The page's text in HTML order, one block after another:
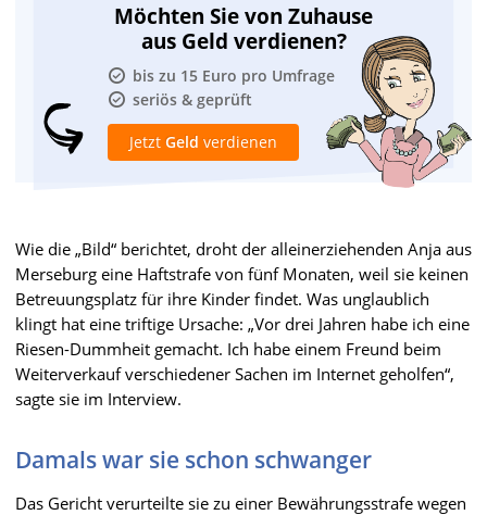
Möchten Sie von Zuhause
aus Geld verdienen?
bis zu 15 Euro pro Umfrage
seriös & geprüft
Jetzt Geld verdienen
Wie die „Bild“ berichtet, droht der alleinerziehenden Anja aus
Merseburg eine Haftstrafe von fünf Monaten, weil sie keinen
Betreuungsplatz für ihre Kinder findet. Was unglaublich
klingt hat eine triftige Ursache: „Vor drei Jahren habe ich eine
Riesen-Dummheit gemacht. Ich habe einem Freund beim
Weiterverkauf verschiedener Sachen im Internet geholfen“,
sagte sie im Interview.
Damals war sie schon schwanger
Das Gericht verurteilte sie zu einer Bewährungsstrafe wegen